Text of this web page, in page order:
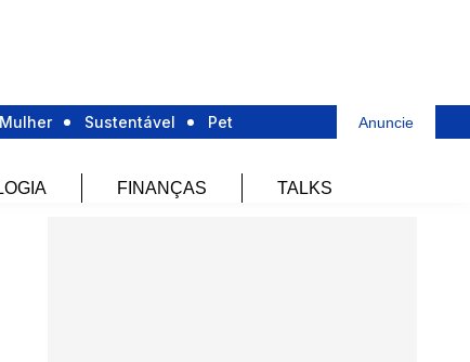
Mulher Sustentável Pet Anuncie
FINANÇAS TALKS